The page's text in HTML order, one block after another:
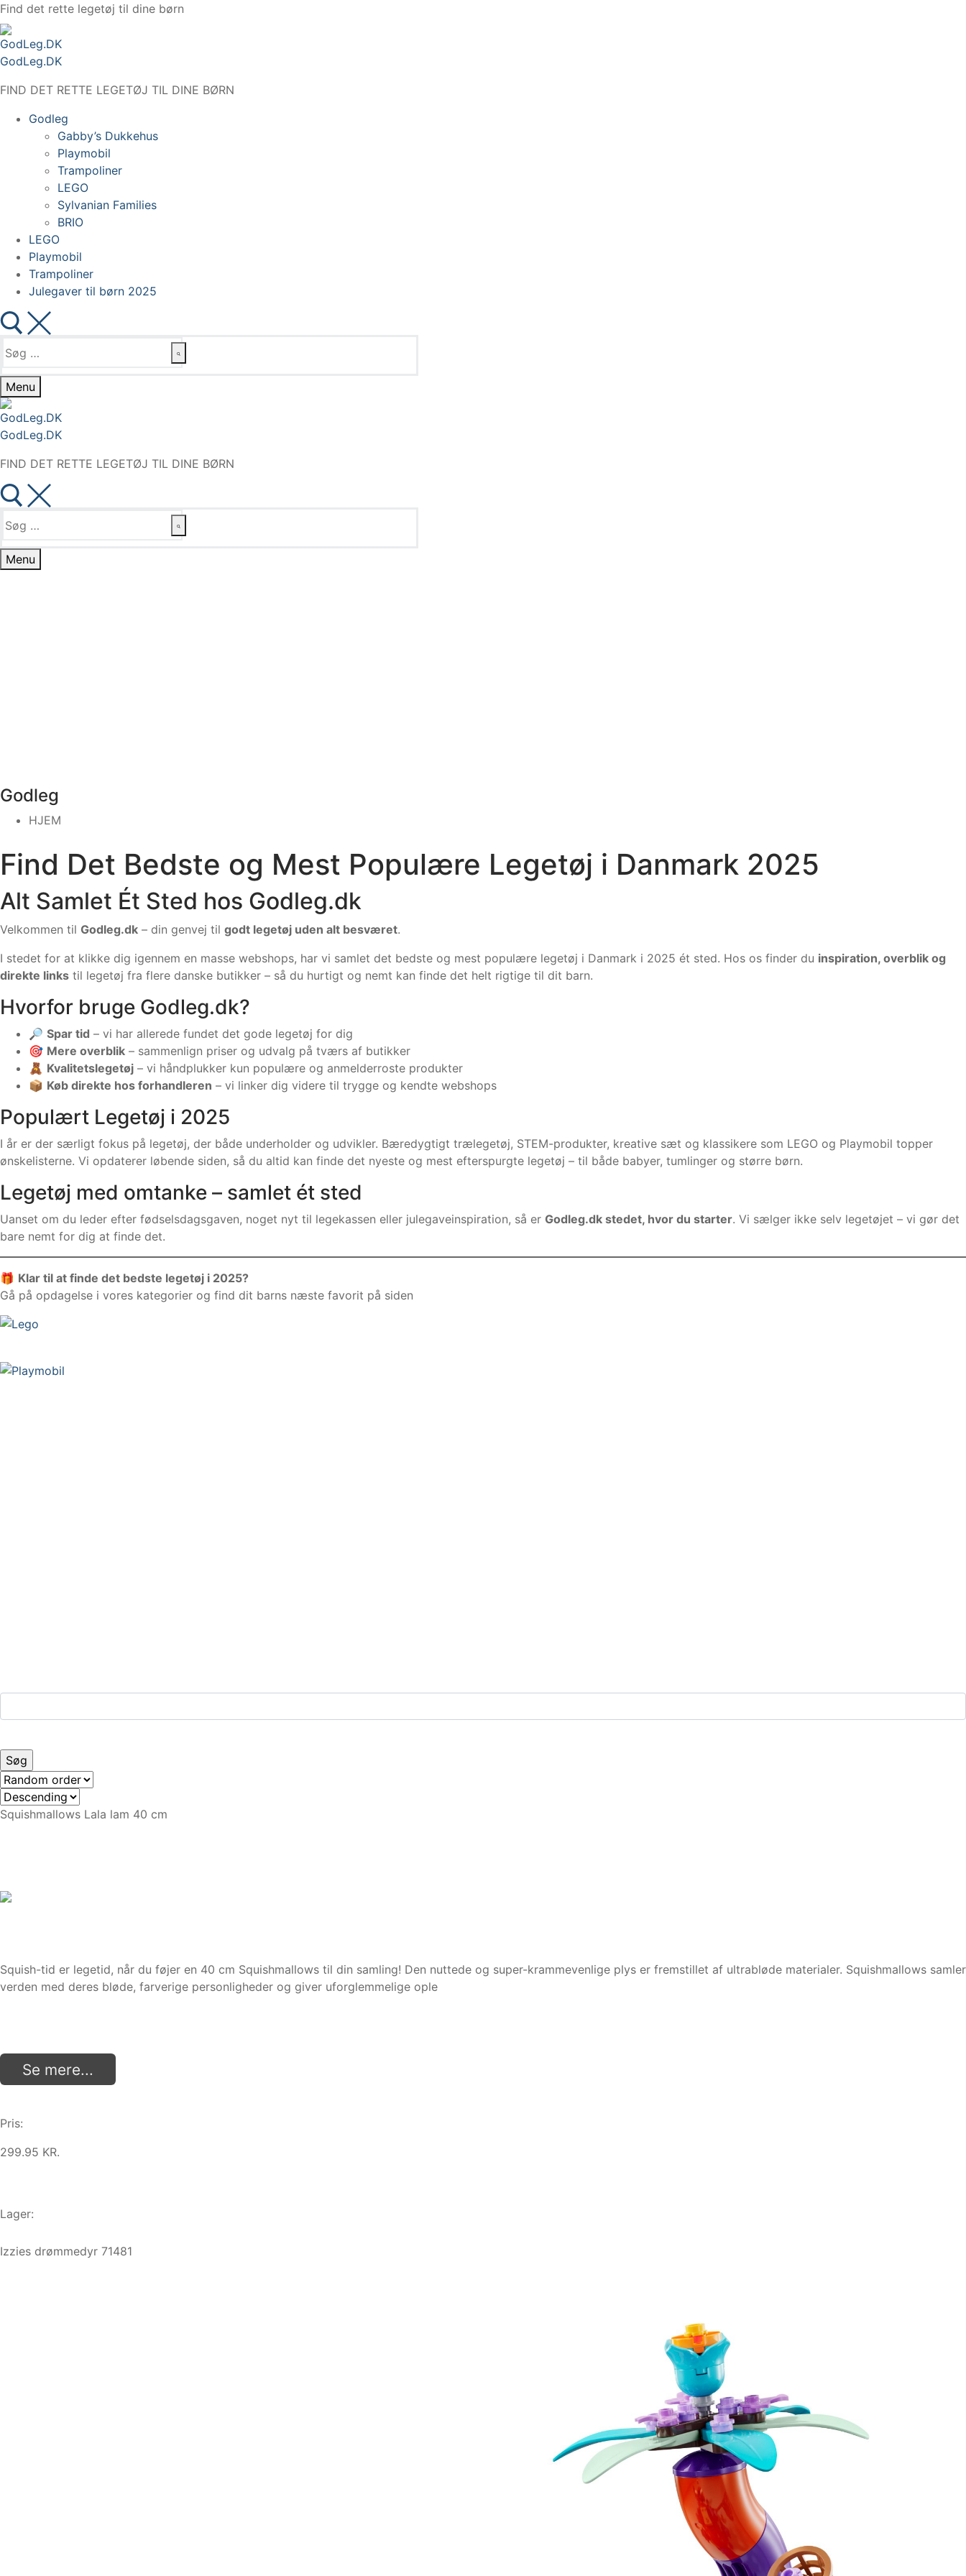
Spring
til
indhold
Find det rette legetøj til dine børn
GodLeg.DK
FIND DET RETTE LEGETØJ TIL DINE BØRN
Godleg
Gabby’s Dukkehus
Playmobil
Trampoliner
LEGO
Sylvanian Families
BRIO
LEGO
Playmobil
Trampoliner
Julegaver til børn 2025
Søg
efter:
Menu
GodLeg.DK
FIND DET RETTE LEGETØJ TIL DINE BØRN
Søg
efter:
Menu
Godleg
HJEM
Find Det Bedste og Mest Populære Legetøj i Danmark 2025
Alt Samlet Ét Sted hos Godleg.dk
Velkommen til Godleg.dk – din genvej til godt legetøj uden alt besværet.
I stedet for at klikke dig igennem en masse webshops, har vi samlet det bedste og mest populære legetøj i Danmark i 2025 ét sted. Hos os finder du inspiration, overblik og
direkte links til legetøj fra flere danske butikker – så du hurtigt og nemt kan finde det helt rigtige til dit barn.
Hvorfor bruge Godleg.dk?
🔎 Spar tid – vi har allerede fundet det gode legetøj for dig
🎯 Mere overblik – sammenlign priser og udvalg på tværs af butikker
🧸 Kvalitetslegetøj – vi håndplukker kun populære og anmelderroste produkter
📦 Køb direkte hos forhandleren – vi linker dig videre til trygge og kendte webshops
Populært Legetøj i 2025
I år er der særligt fokus på legetøj, der både underholder og udvikler. Bæredygtigt trælegetøj, STEM-produkter, kreative sæt og klassikere som LEGO og Playmobil topper
ønskelisterne. Vi opdaterer løbende siden, så du altid kan finde det nyeste og mest efterspurgte legetøj – til både babyer, tumlinger og større børn.
Legetøj med omtanke – samlet ét sted
Uanset om du leder efter fødselsdagsgaven, noget nyt til legekassen eller julegaveinspiration, så er Godleg.dk stedet, hvor du starter. Vi sælger ikke selv legetøjet – vi gør det
bare nemt for dig at finde det.
🎁 Klar til at finde det bedste legetøj i 2025?
Gå på opdagelse i vores kategorier og find dit barns næste favorit på siden
Squishmallows Lala lam 40 cm
Squish-tid er legetid, når du føjer en 40 cm Squishmallows til din samling! Den nuttede og super-krammevenlige plys er fremstillet af ultrabløde materialer. Squishmallows samler
verden med deres bløde, farverige personligheder og giver uforglemmelige ople
Se mere...
Pris:
299.95 KR.
Lager:
Izzies drømmedyr 71481